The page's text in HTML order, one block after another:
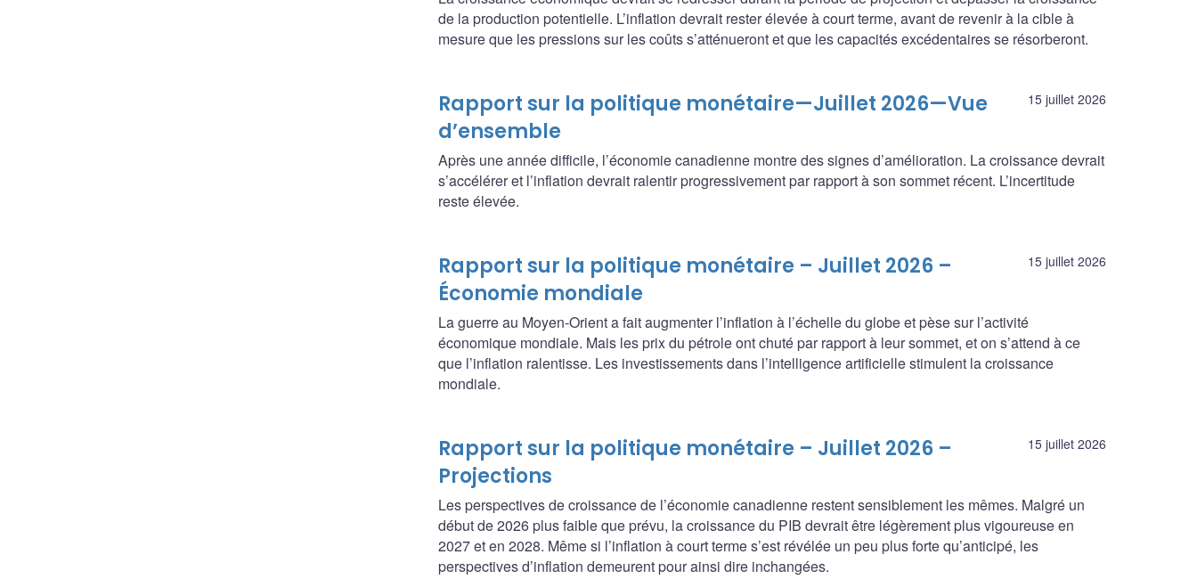
de la production potentielle. L’inflation devrait rester élevée à court terme, avant de revenir à la cible à
mesure que les pressions sur les coûts s’atténueront et que les capacités excédentaires se résorberont.
15 juillet 2026
Rapport sur la politique monétaire—Juillet 2026—Vue
d’ensemble
Après une année difficile, l’économie canadienne montre des signes d’amélioration. La croissance devrait
s’accélérer et l’inflation devrait ralentir progressivement par rapport à son sommet récent. L’incertitude
reste élevée.
15 juillet 2026
Rapport sur la politique monétaire – Juillet 2026 –
Économie mondiale
La guerre au Moyen-Orient a fait augmenter l’inflation à l’échelle du globe et pèse sur l’activité
économique mondiale. Mais les prix du pétrole ont chuté par rapport à leur sommet, et on s’attend à ce
que l’inflation ralentisse. Les investissements dans l’intelligence artificielle stimulent la croissance
mondiale.
15 juillet 2026
Rapport sur la politique monétaire – Juillet 2026 –
Projections
Les perspectives de croissance de l’économie canadienne restent sensiblement les mêmes. Malgré un
début de 2026 plus faible que prévu, la croissance du PIB devrait être légèrement plus vigoureuse en
2027 et en 2028. Même si l’inflation à court terme s’est révélée un peu plus forte qu’anticipé, les
perspectives d’inflation demeurent pour ainsi dire inchangées.